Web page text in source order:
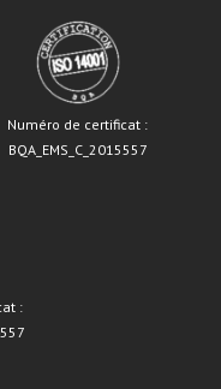
Numéro de certificat :
BQA_EMS_C_2015557
: